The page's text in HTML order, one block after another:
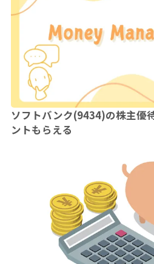
ソフトバンク(9434)の株主優
ントもらえる